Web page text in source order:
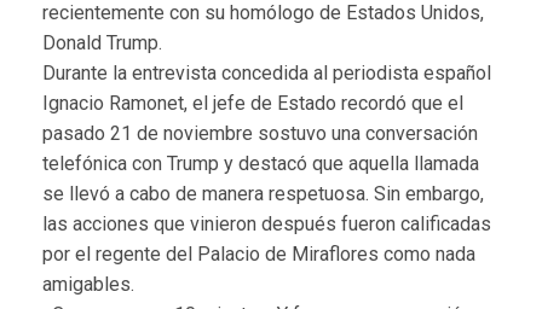
recientemente con su homólogo de Estados Unidos,
Donald Trump.
Durante la entrevista concedida al periodista español
Ignacio Ramonet, el jefe de Estado recordó que el
pasado 21 de noviembre sostuvo una conversación
telefónica con Trump y destacó que aquella llamada
se llevó a cabo de manera respetuosa. Sin embargo,
las acciones que vinieron después fueron calificadas
por el regente del Palacio de Miraflores como nada
amigables.